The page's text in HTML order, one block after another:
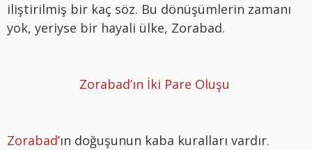
iliştirilmiş bir kaç söz. Bu dönüşümlerin zamanı
yok, yeriyse bir hayali ülke, Zorabad.
Zorabad’ın İki Pare Oluşu
Zorabad’ın doğuşunun kaba kuralları vardır.